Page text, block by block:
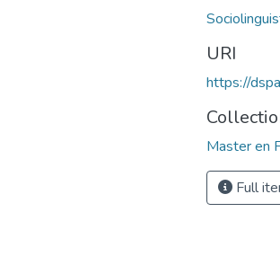
URI
https://
Master en
Full